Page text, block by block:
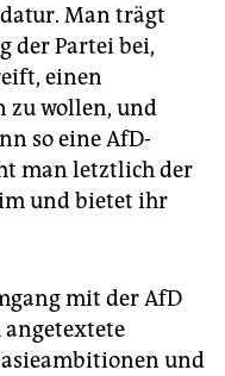
Man trägt
der Partei bei,
einen
zu wollen, und
so eine AfD-
man letztlich der
und bietet ihr
mit der AfD
und